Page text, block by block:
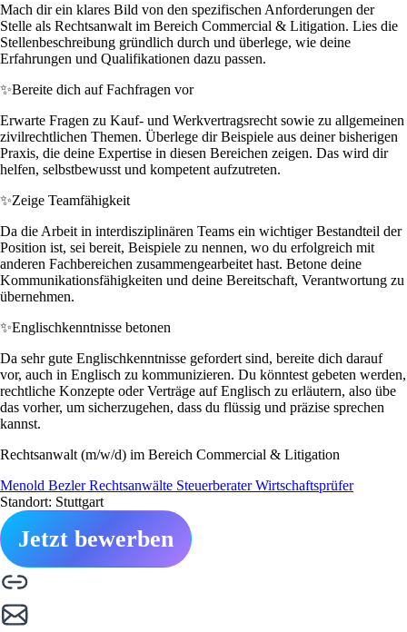
Mach dir ein klares Bild von den spezifischen Anforderungen der
Stelle als Rechtsanwalt im Bereich Commercial & Litigation. Lies die
Stellenbeschreibung gründlich durch und überlege, wie deine
Erfahrungen und Qualifikationen dazu passen.
✨Bereite dich auf Fachfragen vor
Erwarte Fragen zu Kauf- und Werkvertragsrecht sowie zu allgemeinen
zivilrechtlichen Themen. Überlege dir Beispiele aus deiner bisherigen
Praxis, die deine Expertise in diesen Bereichen zeigen. Das wird dir
helfen, selbstbewusst und kompetent aufzutreten.
✨Zeige Teamfähigkeit
Da die Arbeit in interdisziplinären Teams ein wichtiger Bestandteil der
Position ist, sei bereit, Beispiele zu nennen, wo du erfolgreich mit
anderen Fachbereichen zusammengearbeitet hast. Betone deine
Kommunikationsfähigkeiten und deine Bereitschaft, Verantwortung zu
übernehmen.
✨Englischkenntnisse betonen
Da sehr gute Englischkenntnisse gefordert sind, bereite dich darauf
vor, auch in Englisch zu kommunizieren. Du könntest gebeten werden,
rechtliche Konzepte oder Verträge auf Englisch zu erläutern, also übe
das vorher, um sicherzugehen, dass du flüssig und präzise sprechen
kannst.
Rechtsanwalt (m/w/d) im Bereich Commercial & Litigation
Menold Bezler Rechtsanwälte Steuerberater Wirtschaftsprüfer
Standort: Stuttgart
Jetzt bewerben